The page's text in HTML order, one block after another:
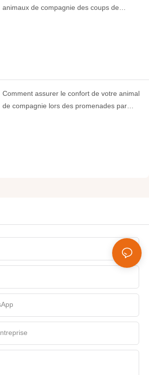
animaux de compagnie des coups de
Comment assurer le confort de votre animal
de compagnie lors des promenades par